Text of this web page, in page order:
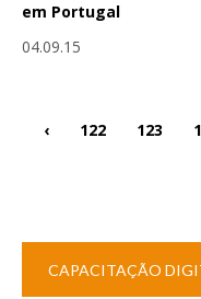
em Portugal
04.09.15
‹ 122 123
CAPACITAÇÃO